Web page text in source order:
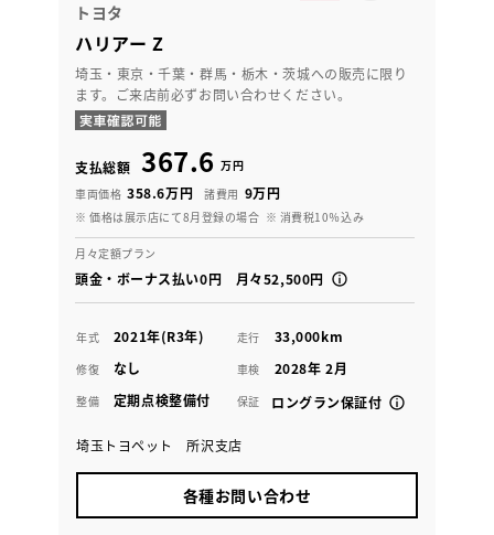
トヨタ
ハリアー Z
埼玉・東京・千葉・群馬・栃木・茨城への販売に限り
ます。ご来店前必ずお問い合わせください。
支払総額 367.6 万円
車両価格 358.6万円 諸費用 9万円
※ 価格は展示店にて8月登録の場合 ※ 消費税10％込み
月々定額プラン
頭金・ボーナス払い0円 月々52,500円
年式 2021年(R3年) 走行 33,000km
修復 なし 車検 2028年 2月
整備 定期点検整備付 保証 ロングラン保証付
埼玉トヨペット 所沢支店
各種お問い合わせ